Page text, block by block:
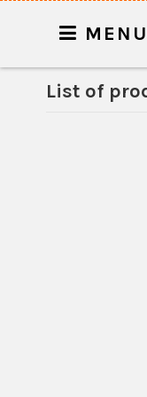
MENU
List of